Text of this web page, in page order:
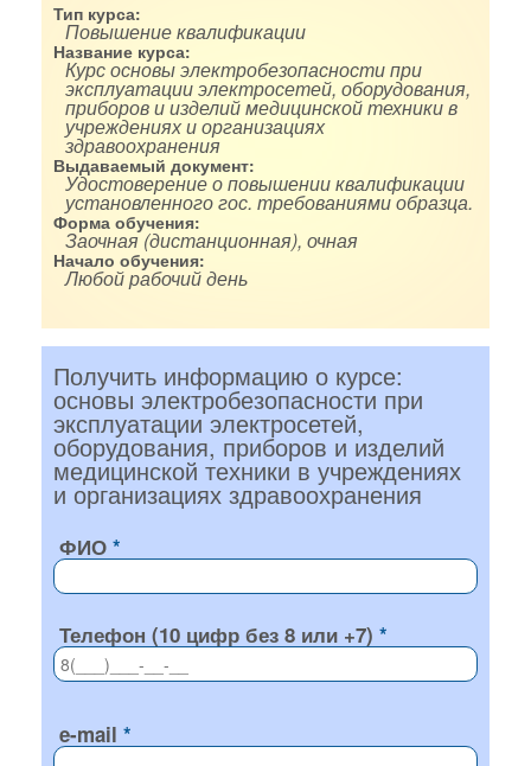
Тип курса:
Повышение квалификации
Название курса:
Курс основы электробезопасности при
эксплуатации электросетей, оборудования,
приборов и изделий медицинской техники в
учреждениях и организациях
здравоохранения
Выдаваемый документ:
Удостоверение о повышении квалификации
установленного гос. требованиями образца.
Форма обучения:
Заочная (дистанционная), очная
Начало обучения:
Любой рабочий день
Получить информацию о курсе:
основы электробезопасности при
эксплуатации электросетей,
оборудования, приборов и изделий
медицинской техники в учреждениях
и организациях здравоохранения
ФИО
Телефон (10 цифр без 8 или +7)
e-mail